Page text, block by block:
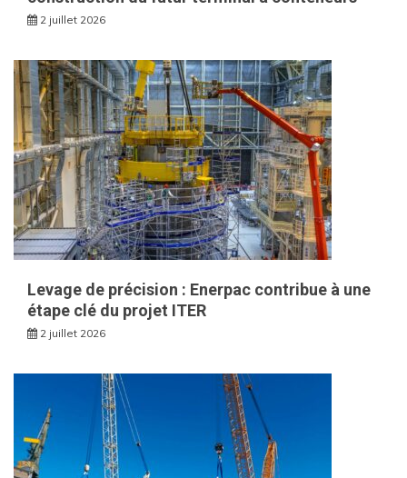
2 juillet 2026
Levage de précision : Enerpac contribue à une
étape clé du projet ITER
2 juillet 2026